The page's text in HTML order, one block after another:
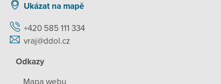
Ukázat na mapě
+420 585 111 334
vraj@ddol.cz
Odkazy